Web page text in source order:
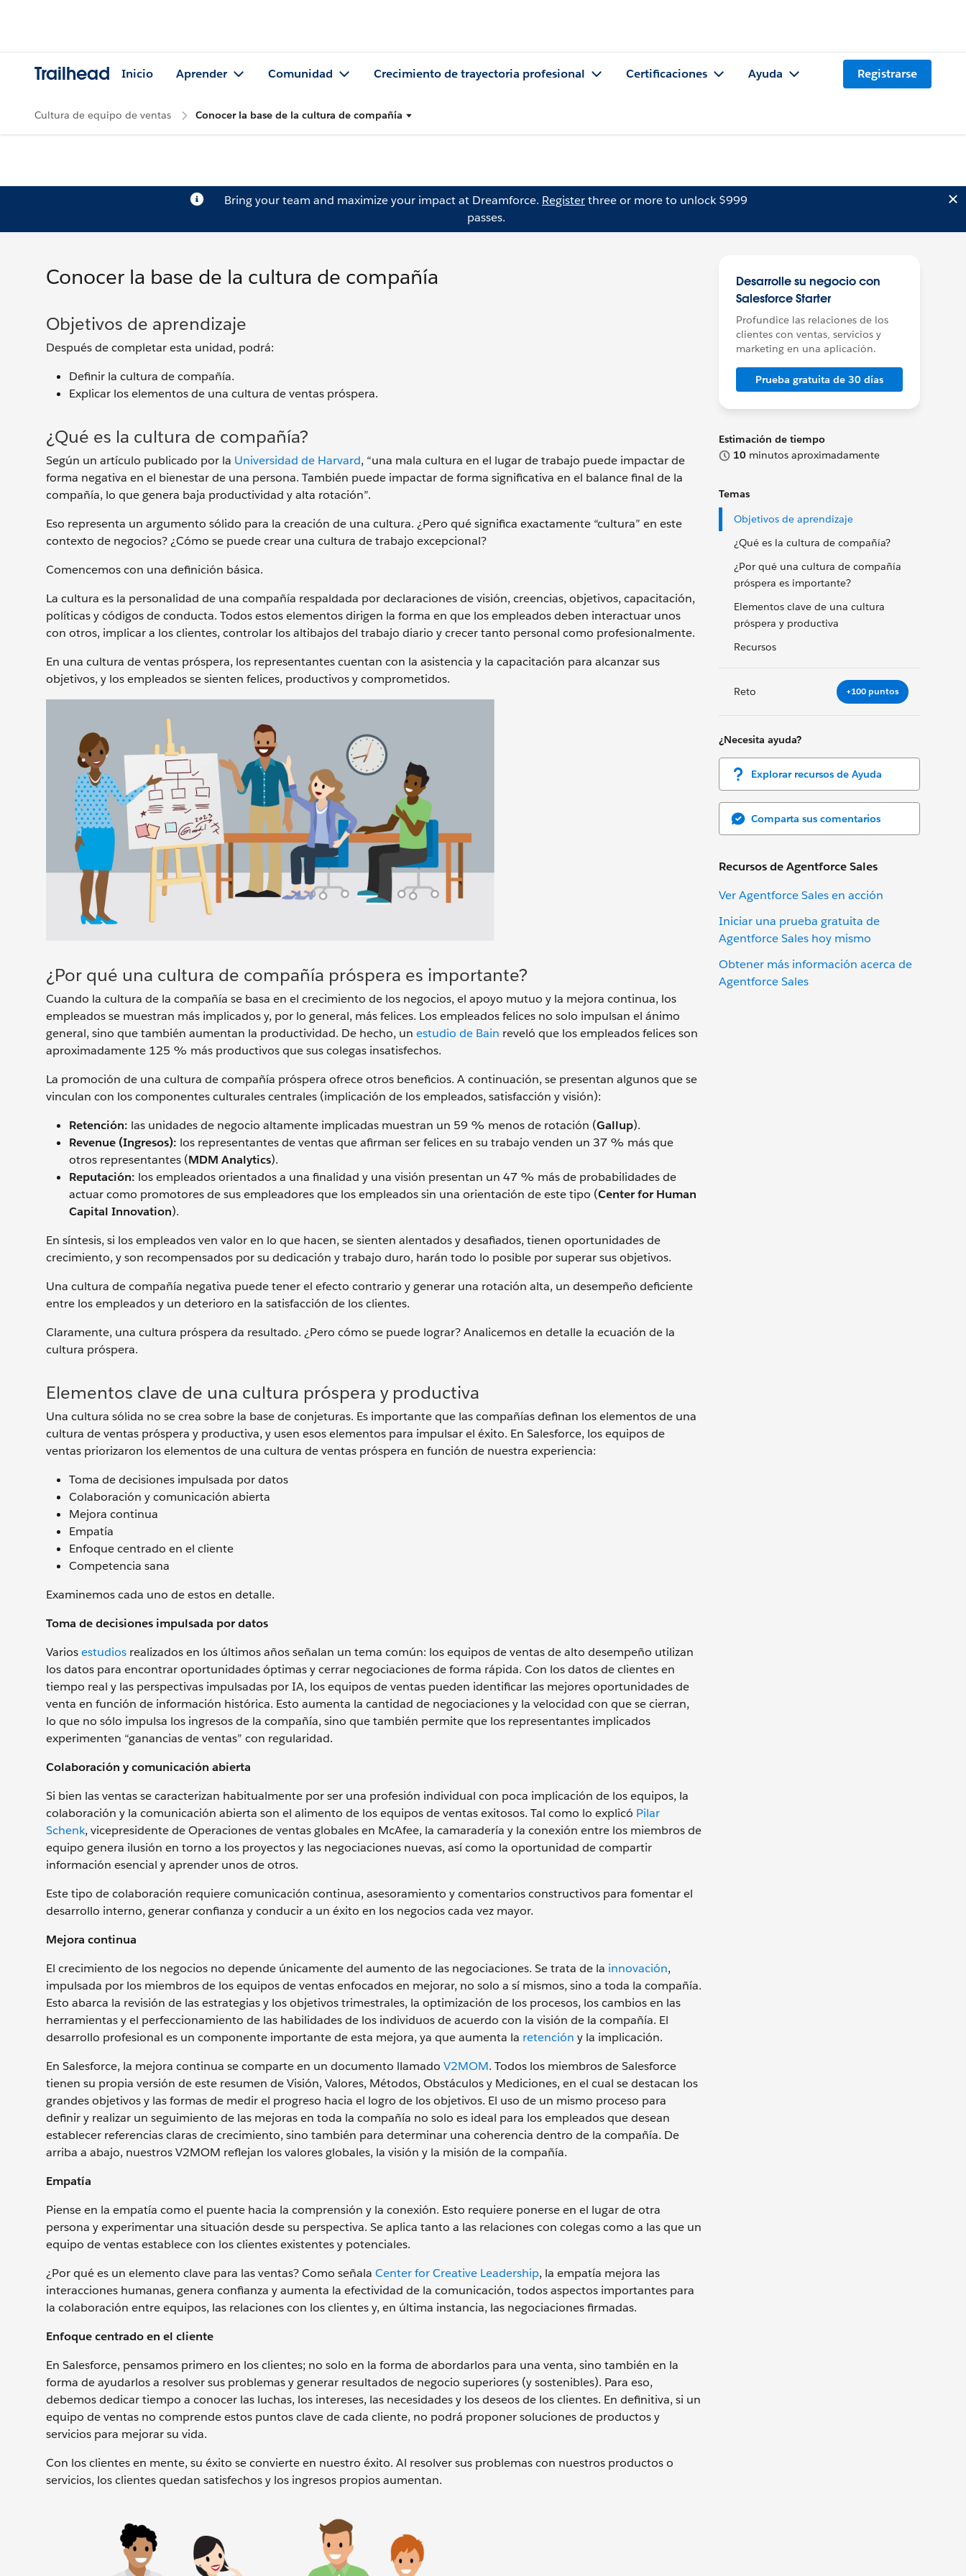
Trailhead Inicio Aprender Comunidad Crecimiento de trayectoria profesional Certificaciones Ayuda Registrarse
Cultura de equipo de ventas Conocer la base de la cultura de compañía
Bring your team and maximize your impact at Dreamforce. Registerthree or more to unlock $999
passes.
Desarrolle su negocio con
Salesforce Starter
Profundice las relaciones de los
clientes con ventas, servicios y
marketing en una aplicación.
Prueba gratuita de 30 días
Estimación de tiempo
10 minutos aproximadamente
Temas
Objetivos de aprendizaje
¿Qué es la cultura de compañía?
¿Por qué una cultura de compañía
próspera es importante?
Elementos clave de una cultura
próspera y productiva
Recursos
Reto +100 puntos
¿Necesita ayuda?
Explorar recursos de Ayuda
Comparta sus comentarios
Recursos de Agentforce Sales
Ver Agentforce Sales en acción
Iniciar una prueba gratuita de
Agentforce Sales hoy mismo
Obtener más información acerca de
Agentforce Sales
Conocer la base de la cultura de compañía
Objetivos de aprendizaje
Después de completar esta unidad, podrá:
Definir la cultura de compañía.
Explicar los elementos de una cultura de ventas próspera.
¿Qué es la cultura de compañía?
Según un artículo publicado por la Universidad de Harvard, “una mala cultura en el lugar de trabajo puede impactar de
forma negativa en el bienestar de una persona. También puede impactar de forma significativa en el balance final de la
compañía, lo que genera baja productividad y alta rotación”.
Eso representa un argumento sólido para la creación de una cultura. ¿Pero qué significa exactamente “cultura” en este
contexto de negocios? ¿Cómo se puede crear una cultura de trabajo excepcional?
Comencemos con una definición básica.
La cultura es la personalidad de una compañía respaldada por declaraciones de visión, creencias, objetivos, capacitación,
políticas y códigos de conducta. Todos estos elementos dirigen la forma en que los empleados deben interactuar unos
con otros, implicar a los clientes, controlar los altibajos del trabajo diario y crecer tanto personal como profesionalmente.
En una cultura de ventas próspera, los representantes cuentan con la asistencia y la capacitación para alcanzar sus
objetivos, y los empleados se sienten felices, productivos y comprometidos.
¿Por qué una cultura de compañía próspera es importante?
Cuando la cultura de la compañía se basa en el crecimiento de los negocios, el apoyo mutuo y la mejora continua, los
empleados se muestran más implicados y, por lo general, más felices. Los empleados felices no solo impulsan el ánimo
general, sino que también aumentan la productividad. De hecho, un estudio de Bain reveló que los empleados felices son
aproximadamente 125 % más productivos que sus colegas insatisfechos.
La promoción de una cultura de compañía próspera ofrece otros beneficios. A continuación, se presentan algunos que se
vinculan con los componentes culturales centrales (implicación de los empleados, satisfacción y visión):
Retención: las unidades de negocio altamente implicadas muestran un 59 % menos de rotación (Gallup).
Revenue (Ingresos): los representantes de ventas que afirman ser felices en su trabajo venden un 37 % más que
otros representantes (MDM Analytics).
Reputación: los empleados orientados a una finalidad y una visión presentan un 47 % más de probabilidades de
actuar como promotores de sus empleadores que los empleados sin una orientación de este tipo (Center for Human
Capital Innovation).
En síntesis, si los empleados ven valor en lo que hacen, se sienten alentados y desafiados, tienen oportunidades de
crecimiento, y son recompensados por su dedicación y trabajo duro, harán todo lo posible por superar sus objetivos.
Una cultura de compañía negativa puede tener el efecto contrario y generar una rotación alta, un desempeño deficiente
entre los empleados y un deterioro en la satisfacción de los clientes.
Claramente, una cultura próspera da resultado. ¿Pero cómo se puede lograr? Analicemos en detalle la ecuación de la
cultura próspera.
Elementos clave de una cultura próspera y productiva
Una cultura sólida no se crea sobre la base de conjeturas. Es importante que las compañías definan los elementos de una
cultura de ventas próspera y productiva, y usen esos elementos para impulsar el éxito. En Salesforce, los equipos de
ventas priorizaron los elementos de una cultura de ventas próspera en función de nuestra experiencia:
Toma de decisiones impulsada por datos
Colaboración y comunicación abierta
Mejora continua
Empatía
Enfoque centrado en el cliente
Competencia sana
Examinemos cada uno de estos en detalle.
Toma de decisiones impulsada por datos
Variosestudios realizados en los últimos años señalan un tema común: los equipos de ventas de alto desempeño utilizan
los datos para encontrar oportunidades óptimas y cerrar negociaciones de forma rápida. Con los datos de clientes en
tiempo real y las perspectivas impulsadas por IA, los equipos de ventas pueden identificar las mejores oportunidades de
venta en función de información histórica. Esto aumenta la cantidad de negociaciones y la velocidad con que se cierran,
lo que no sólo impulsa los ingresos de la compañía, sino que también permite que los representantes implicados
experimenten “ganancias de ventas” con regularidad.
Colaboración y comunicación abierta
Si bien las ventas se caracterizan habitualmente por ser una profesión individual con poca implicación de los equipos, la
colaboración y la comunicación abierta son el alimento de los equipos de ventas exitosos. Tal como lo explicó Pilar
Schenk, vicepresidente de Operaciones de ventas globales en McAfee, la camaradería y la conexión entre los miembros de
equipo genera ilusión en torno a los proyectos y las negociaciones nuevas, así como la oportunidad de compartir
información esencial y aprender unos de otros.
Este tipo de colaboración requiere comunicación continua, asesoramiento y comentarios constructivos para fomentar el
desarrollo interno, generar confianza y conducir a un éxito en los negocios cada vez mayor.
Mejora continua
El crecimiento de los negocios no depende únicamente del aumento de las negociaciones. Se trata de la innovación,
impulsada por los miembros de los equipos de ventas enfocados en mejorar, no solo a sí mismos, sino a toda la compañía.
Esto abarca la revisión de las estrategias y los objetivos trimestrales, la optimización de los procesos, los cambios en las
herramientas y el perfeccionamiento de las habilidades de los individuos de acuerdo con la visión de la compañía. El
desarrollo profesional es un componente importante de esta mejora, ya que aumenta la retención y la implicación.
En Salesforce, la mejora continua se comparte en un documento llamado V2MOM. Todos los miembros de Salesforce
tienen su propia versión de este resumen de Visión, Valores, Métodos, Obstáculos y Mediciones, en el cual se destacan los
grandes objetivos y las formas de medir el progreso hacia el logro de los objetivos. El uso de un mismo proceso para
definir y realizar un seguimiento de las mejoras en toda la compañía no solo es ideal para los empleados que desean
establecer referencias claras de crecimiento, sino también para determinar una coherencia dentro de la compañía. De
arriba a abajo, nuestros V2MOM reflejan los valores globales, la visión y la misión de la compañía.
Empatía
Piense en la empatía como el puente hacia la comprensión y la conexión. Esto requiere ponerse en el lugar de otra
persona y experimentar una situación desde su perspectiva. Se aplica tanto a las relaciones con colegas como a las que un
equipo de ventas establece con los clientes existentes y potenciales.
¿Por qué es un elemento clave para las ventas? Como señala Center for Creative Leadership, la empatía mejora las
interacciones humanas, genera confianza y aumenta la efectividad de la comunicación, todos aspectos importantes para
la colaboración entre equipos, las relaciones con los clientes y, en última instancia, las negociaciones firmadas.
Enfoque centrado en el cliente
En Salesforce, pensamos primero en los clientes; no solo en la forma de abordarlos para una venta, sino también en la
forma de ayudarlos a resolver sus problemas y generar resultados de negocio superiores (y sostenibles). Para eso,
debemos dedicar tiempo a conocer las luchas, los intereses, las necesidades y los deseos de los clientes. En definitiva, si un
equipo de ventas no comprende estos puntos clave de cada cliente, no podrá proponer soluciones de productos y
servicios para mejorar su vida.
Con los clientes en mente, su éxito se convierte en nuestro éxito. Al resolver sus problemas con nuestros productos o
servicios, los clientes quedan satisfechos y los ingresos propios aumentan.